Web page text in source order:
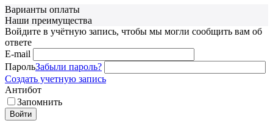
Варианты оплаты
Наши преимущества
Войдите в учётную запись, чтобы мы могли сообщить вам об
ответе
E-mail
ПарольЗабыли пароль?
Создать учетную запись
Антибот
Запомнить
Войти